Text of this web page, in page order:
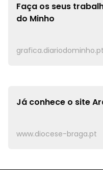
Faça os seus
do Minho
grafica.diariodominho.pt
Já conhece o site
www.diocese-braga.pt